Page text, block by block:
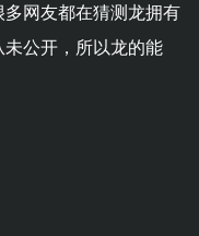
网友都在猜测龙拥有
公开，所以龙的能